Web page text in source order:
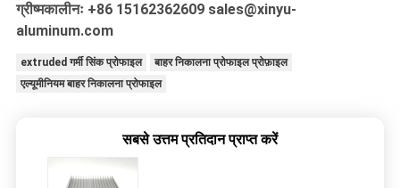
ग्रीष्मकालीनः +86 15162362609 sales@xinyu-
aluminum.com
extruded गर्मी सिंक प्रोफाइल
बाहर निकालना प्रोफाइल प्रोफ़ाइल
एल्यूमीनियम बाहर निकालना प्रोफाइल
सबसे उत्तम प्रतिदान प्राप्त करें